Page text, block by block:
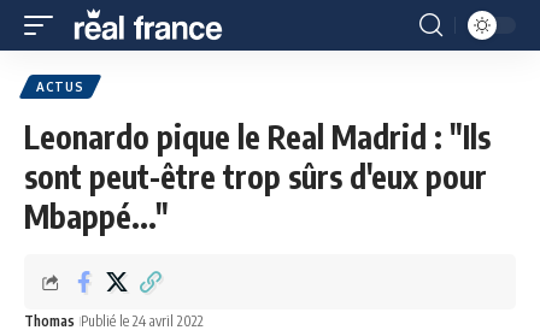
ACTUS
Leonardo pique le Real Madrid : "Ils
sont peut-être trop sûrs d'eux pour
Mbappé..."
Thomas Publié le 24 avril 2022